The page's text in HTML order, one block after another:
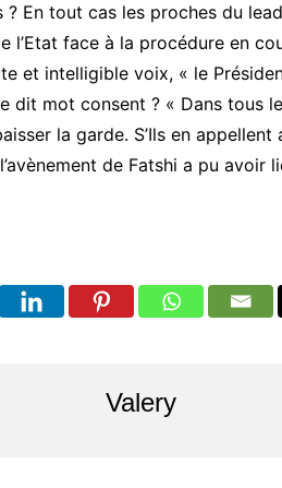
En tout cas les proches du
l’Etat face à la procédure en
et intelligible voix, « le
dit mot consent ? « Dans tous
la garde. S’Ils en
de Fatshi a pu
Valery